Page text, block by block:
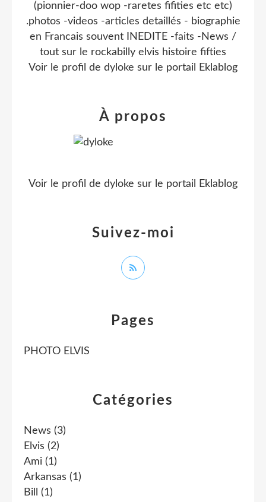
Catégories
News (3)
Elvis (2)
Ami (1)
Arkansas (1)
Bill
(1)
Pages
PHOTO ELVIS
(pionnier-doo wop -raretes fifities etc etc)
.photos -videos -articles detaillés - biographie
en Francais souvent INEDITE -faits -News /
tout sur le rockabilly elvis histoire fifties
Voir le profil de dyloke sur le portail Eklablog
Suivez-moi
À propos
Voir le profil de dyloke sur le portail Eklablog